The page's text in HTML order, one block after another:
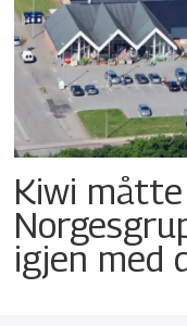
Kiwi
igjen med